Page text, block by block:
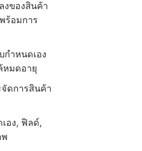
งของสินค้า
ร้อมการ
กำหนดเอง
หมดอายุ
ดการสินค้า
อง, ฟิลด์,